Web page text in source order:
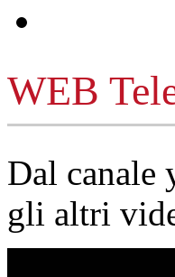
WEB
Dal
gli altri